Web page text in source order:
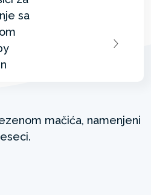
mačića, namenjeni